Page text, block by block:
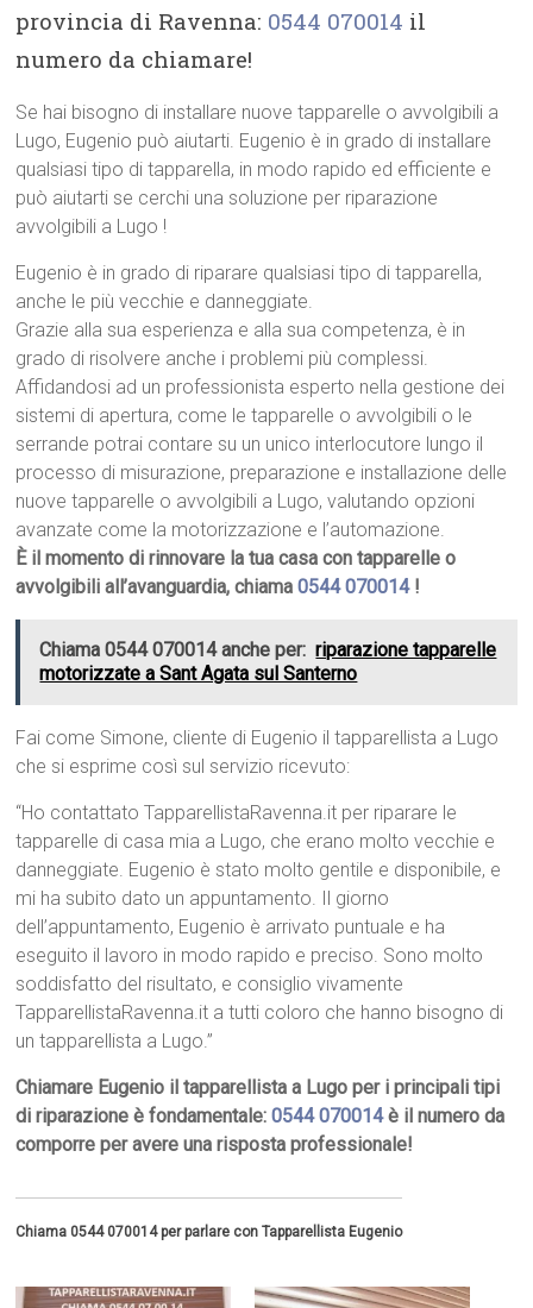
provincia di Ravenna: 0544 070014 il
numero da chiamare!
Se hai bisogno di installare nuove tapparelle o avvolgibili a
Lugo, Eugenio può aiutarti. Eugenio è in grado di installare
qualsiasi tipo di tapparella, in modo rapido ed efficiente e
può aiutarti se cerchi una soluzione per riparazione
avvolgibili a Lugo !
Eugenio è in grado di riparare qualsiasi tipo di tapparella,
anche le più vecchie e danneggiate.
Grazie alla sua esperienza e alla sua competenza, è in
grado di risolvere anche i problemi più complessi.
Affidandosi ad un professionista esperto nella gestione dei
sistemi di apertura, come le tapparelle o avvolgibili o le
serrande potrai contare su un unico interlocutore lungo il
processo di misurazione, preparazione e installazione delle
nuove tapparelle o avvolgibili a Lugo, valutando opzioni
avanzate come la motorizzazione e l’automazione.
È il momento di rinnovare la tua casa con tapparelle o
avvolgibili all’avanguardia, chiama0544 070014!
Chiama 0544 070014 anche per: riparazione tapparelle
motorizzate a Sant Agata sul Santerno
Fai come Simone, cliente di Eugenio il tapparellista a Lugo
che si esprime così sul servizio ricevuto:
“Ho contattato TapparellistaRavenna.it per riparare le
tapparelle di casa mia a Lugo, che erano molto vecchie e
danneggiate. Eugenio è stato molto gentile e disponibile, e
mi ha subito dato un appuntamento. Il giorno
dell’appuntamento, Eugenio è arrivato puntuale e ha
eseguito il lavoro in modo rapido e preciso. Sono molto
soddisfatto del risultato, e consiglio vivamente
TapparellistaRavenna.it a tutti coloro che hanno bisogno di
un tapparellista a Lugo.”
Chiamare Eugenio il tapparellista a Lugo per i principali tipi
di riparazione è fondamentale:0544 070014è il numero da
comporre per avere una risposta professionale!
Chiama 0544 070014 per parlare con Tapparellista Eugenio